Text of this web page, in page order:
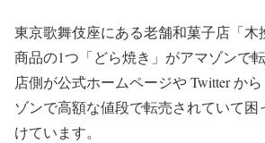
東京歌舞伎座にある老舗和菓子店「木
商品の1つ「どら焼き」がアマゾンで
店側が公式ホームページや Twitter か
ゾンで高額な値段で転売されていて
けています。